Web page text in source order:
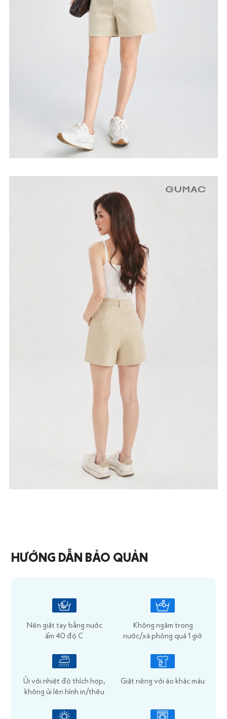
HƯỚNG DẪN BẢO QUẢN
Nên giặt tay bằng nước
ấm 40 độ C
Không ngâm trong
nước/xà phòng quá 1 giờ
Ủi với nhiệt độ thích hợp,
không ủi lên hình in/thêu
Giặt riêng với áo khác màu